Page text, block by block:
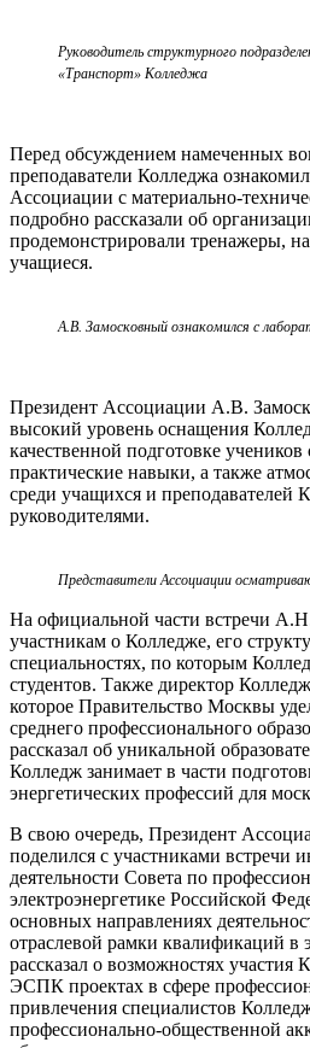
Руководитель структурного
«Транспорт» Колледжа
Перед обсуждением намеченных
преподаватели Колледжа
Ассоциации с материально-
подробно рассказали об
продемонстрировали тренажеры,
учащиеся.
А.В. Замосковный ознакомился с
Президент Ассоциации А.В.
высокий уровень оснащения
качественной подготовке учеников
практические навыки, а также
среди учащихся и преподавателей
руководителями.
Представители Ассоциации
На официальной части встречи
участникам о Колледже, его
специальностях, по которым
студентов. Также директор
которое Правительство Москвы
среднего профессионального
рассказал об уникальной
Колледж занимает в части
энергетических профессий для
В свою очередь, Президент
поделился с участниками встречи
деятельности Совета по
электроэнергетике Российской
основных направлениях
отраслевой рамки квалификаций в
рассказал о возможностях участия
ЭСПК проектах в сфере
привлечения специалистов
профессионально-общественной